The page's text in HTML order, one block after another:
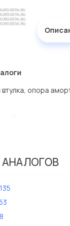
втулка, опора
убедитесь